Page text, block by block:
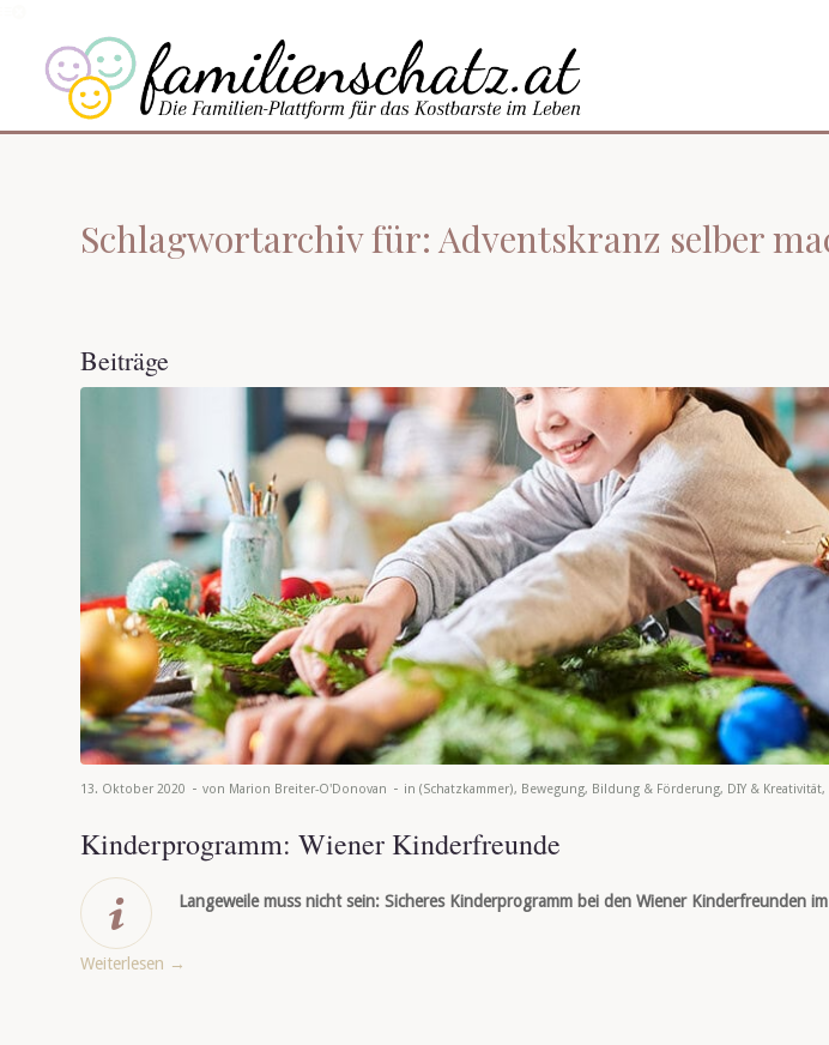
Schlagwortarchiv für: Adventskranz selber
Beiträge
13. Oktober 2020 - von Marion Breiter-O'Donovan - in (Schatzkammer), Bewegung, Bildung & Förderung, DIY & Kreativität,
Kinderprogramm: Wiener Kinderfreunde
Langeweile muss nicht sein: Sicheres Kinderprogramm bei den Wiener Kinderfreunden
Weiterlesen →